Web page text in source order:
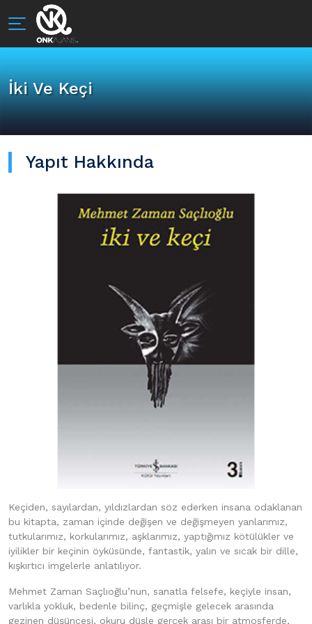
İki Ve Keçi
Yapıt Hakkında
Keçiden, sayılardan, yıldızlardan söz ederken insana odaklanan
bu kitapta, zaman içinde değişen ve değişmeyen yanlarımız,
tutkularımız, korkularımız, aşklarımız, yaptığımız kötülükler ve
iyilikler bir keçinin öyküsünde, fantastik, yalın ve sıcak bir dille,
kışkırtıcı imgelerle anlatılıyor.
Mehmet Zaman Saçlıoğlu’nun, sanatla felsefe, keçiyle insan,
varlıkla yokluk, bedenle bilinç, geçmişle gelecek arasında
gezinen düşüncesi, okuru düşle gerçek arası bir atmosferde,